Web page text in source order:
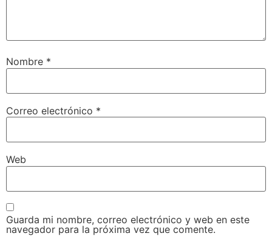
Nombre *
Correo electrónico *
Web
Guarda mi nombre, correo electrónico y web en este
navegador para la próxima vez que comente.